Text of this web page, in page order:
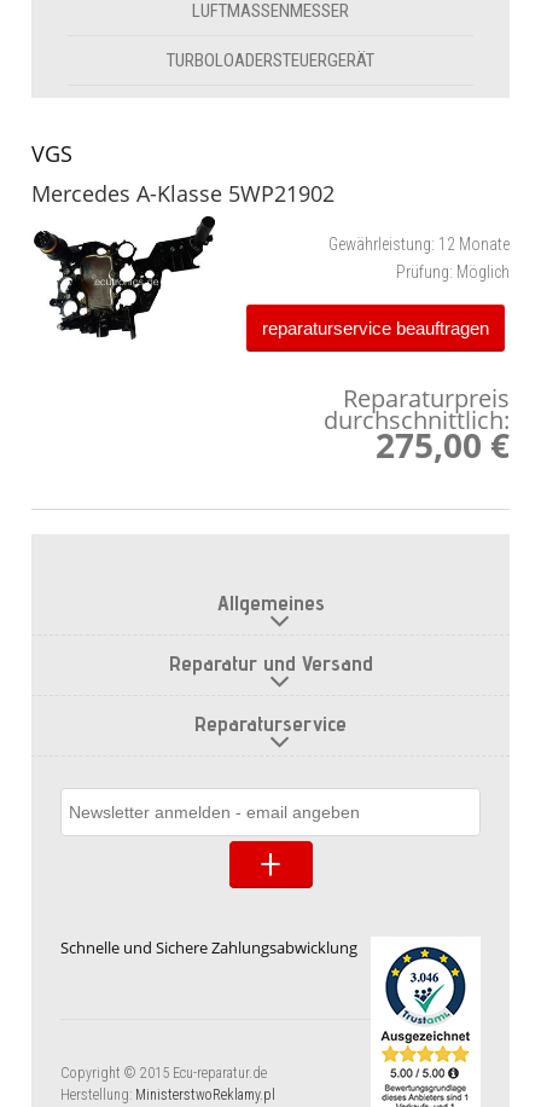
LUFTMASSENMESSER
TURBOLOADERSTEUERGERÄT
VGS
Mercedes A-Klasse 5WP21902
Gewährleistung: 12 Monate
Prüfung: Möglich
reparaturservice beauftragen
Reparaturpreis
durchschnittlich:
275,00 €
Allgemeines
Reparatur und Versand
Reparaturservice
Schnelle und Sichere Zahlungsabwicklung
Copyright © 2015 Ecu-reparatur.de
Herstellung: MinisterstwoReklamy.pl